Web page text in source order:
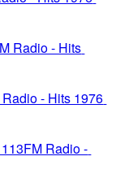
Radio - Hits
- Hits 1976
Radio -